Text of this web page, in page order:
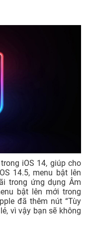
iOS 14, giúp cho
14.5, menu bật lên
trong ứng dụng Âm
bật lên mới trong
đã thêm nút “Tùy
vì vậy bạn sẽ không